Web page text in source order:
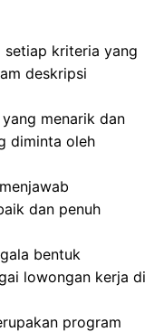
setiap kriteria yang
deskripsi
menarik dan
diminta oleh
dan penuh
bentuk
lowongan kerja di
program